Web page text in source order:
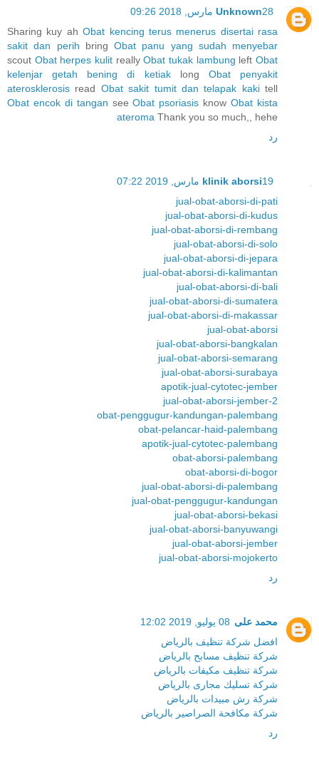
Unknown28 مارس, 2018 09:26
Sharing kuy ahObat kencing terus menerus disertai rasa
sakit dan perih bring Obat panu yang sudah menyebar
scout Obat herpes kulit reallyObat tukak lambung leftObat
kelenjar getah bening di ketiaklong Obat penyakit
aterosklerosis read Obat sakit tumit dan telapak kakitell
Obat encok di tangan seeObat psoriasis knowObat kista
ateroma Thank you so much,, hehe
رد
klinik aborsi19 مارس, 2019 07:22
jual-obat-aborsi-di-pati
jual-obat-aborsi-di-kudus
jual-obat-aborsi-di-rembang
jual-obat-aborsi-di-solo
jual-obat-aborsi-di-jepara
jual-obat-aborsi-di-kalimantan
jual-obat-aborsi-di-bali
jual-obat-aborsi-di-sumatera
jual-obat-aborsi-di-makassar
jual-obat-aborsi
jual-obat-aborsi-bangkalan
jual-obat-aborsi-semarang
jual-obat-aborsi-surabaya
apotik-jual-cytotec-jember
jual-obat-aborsi-jember-2
obat-penggugur-kandungan-palembang
obat-pelancar-haid-palembang
apotik-jual-cytotec-palembang
obat-aborsi-palembang
obat-aborsi-di-bogor
jual-obat-aborsi-di-palembang
jual-obat-penggugur-kandungan
jual-obat-aborsi-bekasi
jual-obat-aborsi-banyuwangi
jual-obat-aborsi-jember
jual-obat-aborsi-mojokerto
رد
محمد على 08 يوليو, 2019 12:02
افضل شركة تنظيف بالرياض
شركة تنظيف مسابح بالرياض
شركة تنظيف مكيفات بالرياض
شركة تسليك مجارى بالرياض
شركة رش مبيدات بالرياض
شركة مكافحة الصراصير بالرياض
رد